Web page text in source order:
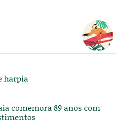
harpia
comemora 89 anos com